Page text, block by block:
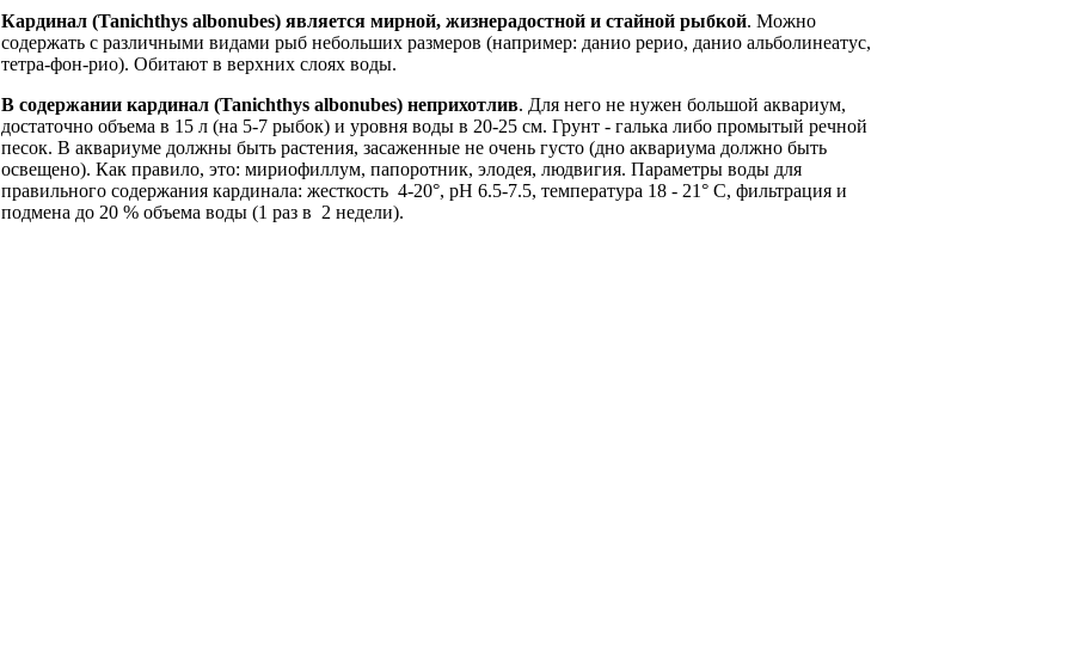
Кардинал (Tanichthys albonubes) является мирной, жизнерадостной и стайной рыбкой. Можно
содержать с различными видами рыб небольших размеров (например: данио рерио, данио альболинеатус,
тетра-фон-рио). Обитают в верхних слоях воды.
В содержании кардинал (Tanichthys albonubes) неприхотлив. Для него не нужен большой аквариум,
достаточно объема в 15 л (на 5-7 рыбок) и уровня воды в 20-25 см. Грунт - галька либо промытый речной
песок. В аквариуме должны быть растения, засаженные не очень густо (дно аквариума должно быть
освещено). Как правило, это: мириофиллум, папоротник, элодея, людвигия. Параметры воды для
правильного содержания кардинала: жесткость 4-20°, рН 6.5-7.5, температура 18 - 21° С, фильтрация и
подмена до 20 % объема воды (1 раз в 2 недели).